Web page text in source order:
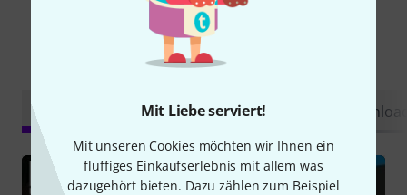
Mit Liebe serviert!
Mit unseren Cookies möchten wir Ihnen ein
fluffiges Einkaufserlebnis mit allem was
dazugehört bieten. Dazu zählen zum Beispiel
Schon gewusst?
Alle Ratgeber Testberichte